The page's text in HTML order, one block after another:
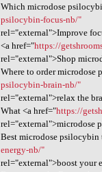
Which microdose
psilocybin-focus-nb/"
rel="external">Improve
<a href="https://
rel="external">Shop
Where to order microdose
psilocybin-brain-nb/"
rel="external">relax the
What <a href="https://
rel="external">microdose
Best microdose psilocybin
energy-nb/"
rel="external">boost your